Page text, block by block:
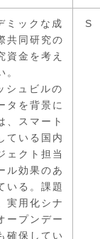
ミックな成
共同研究の
資金を考え
。
シュビルの
タを背景に
、スマート
ている国内
ェクト担当
ル効果のあ
いる。課題
実用化シナ
ープンデー
確保してい
S